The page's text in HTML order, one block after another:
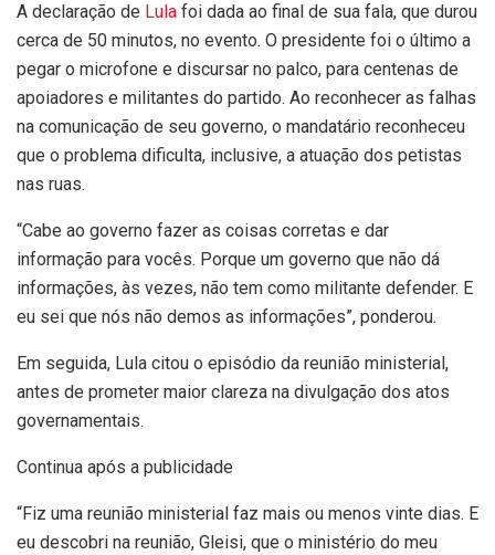
A declaração de Lula foi dada ao final de sua fala, que durou
cerca de 50 minutos, no evento. O presidente foi o último a
pegar o microfone e discursar no palco, para centenas de
apoiadores e militantes do partido. Ao reconhecer as falhas
na comunicação de seu governo, o mandatário reconheceu
que o problema dificulta, inclusive, a atuação dos petistas
nas ruas.
“Cabe ao governo fazer as coisas corretas e dar
informação para vocês. Porque um governo que não dá
informações, às vezes, não tem como militante defender. E
eu sei que nós não demos as informações”, ponderou.
Em seguida, Lula citou o episódio da reunião ministerial,
antes de prometer maior clareza na divulgação dos atos
governamentais.
Continua após a publicidade
“Fiz uma reunião ministerial faz mais ou menos vinte dias. E
eu descobri na reunião, Gleisi, que o ministério do meu